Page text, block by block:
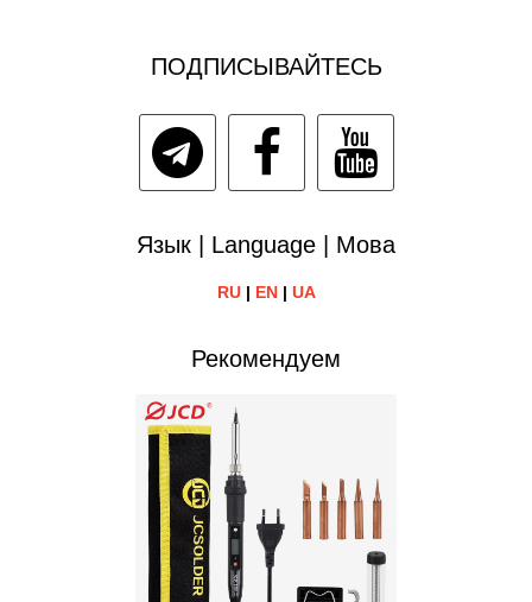
ПОДПИСЫВАЙТЕСЬ
Язык | Language | Мова
RU| EN| UA
Рекомендуем